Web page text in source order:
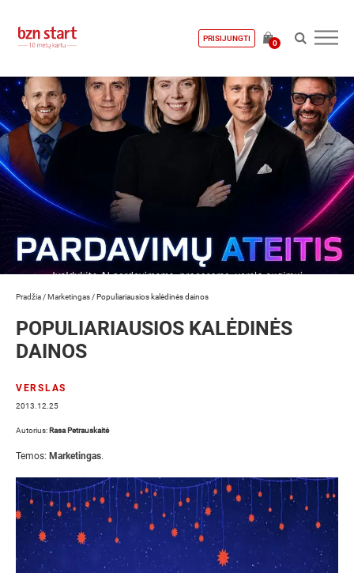
PRISIJUNGTI
0
Pradžia /Marketingas /Populiariausios kalėdinės dainos
POPULIARIAUSIOS KALĖDINĖS
DAINOS
VERSLAS
2013.12.25
Autorius: Rasa Petrauskaitė
Temos: Marketingas.